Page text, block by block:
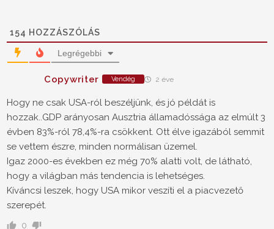
154 HOZZÁSZÓLÁS
Legrégebbi
Copywriter Vendég 2 éve
Hogy ne csak USA-ról beszéljünk, és jó példát is
hozzak..GDP arányosan Ausztria államadóssága az elmúlt 3
évben 83%-ról 78,4%-ra csökkent. Ott élve igazából semmit
se vettem észre, minden normálisan üzemel.
Igaz 2000-es években ez még 70% alatti volt, de látható,
hogy a világban más tendencia is lehetséges.
Kíváncsi leszek, hogy USA mikor veszíti el a piacvezető
szerepét.
0